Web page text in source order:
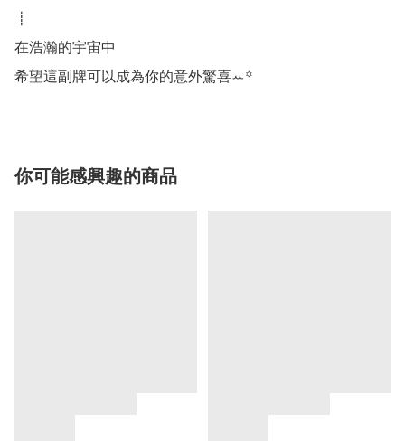
┋
在浩瀚的宇宙中
希望這副牌可以成為你的意外驚喜ꕀ️꙳
你可能感興趣的商品